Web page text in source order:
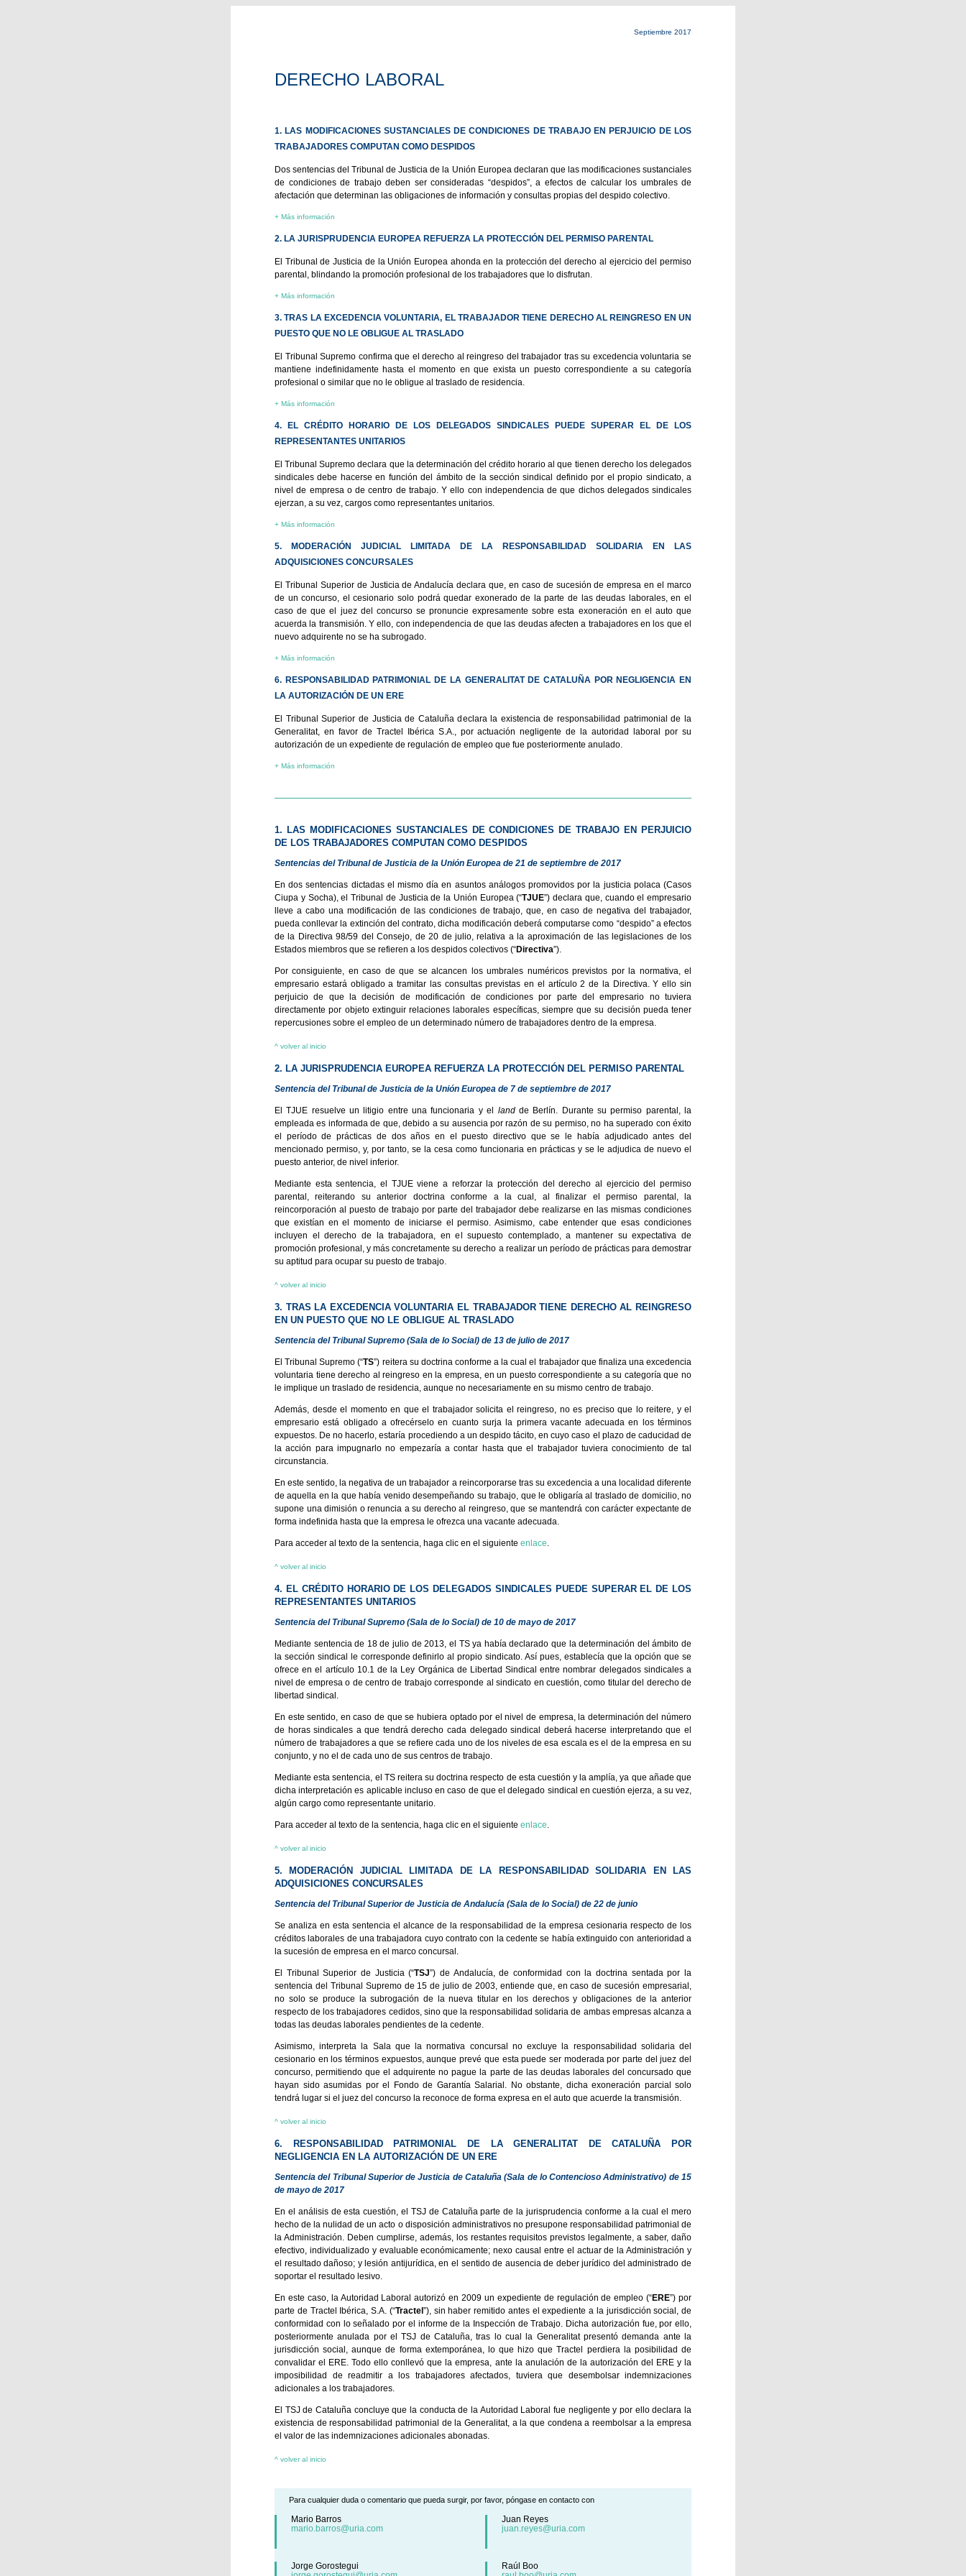
Septiembre 2017
DERECHO LABORAL
1. LAS MODIFICACIONES SUSTANCIALES DE CONDICIONES DE TRABAJO EN PERJUICIO DE LOS
TRABAJADORES COMPUTAN COMO DESPIDOS
Dos sentencias del Tribunal de Justicia de la Unión Europea declaran que las modificaciones sustanciales
de condiciones de trabajo deben ser consideradas “despidos”, a efectos de calcular los umbrales de
afectación que determinan las obligaciones de información y consultas propias del despido colectivo.
+ Más información
2. LA JURISPRUDENCIA EUROPEA REFUERZA LA PROTECCIÓN DEL PERMISO PARENTAL
El Tribunal de Justicia de la Unión Europea ahonda en la protección del derecho al ejercicio del permiso
parental, blindando la promoción profesional de los trabajadores que lo disfrutan.
+ Más información
3. TRAS LA EXCEDENCIA VOLUNTARIA, EL TRABAJADOR TIENE DERECHO AL REINGRESO EN UN
PUESTO QUE NO LE OBLIGUE AL TRASLADO
El Tribunal Supremo confirma que el derecho al reingreso del trabajador tras su excedencia voluntaria se
mantiene indefinidamente hasta el momento en que exista un puesto correspondiente a su categoría
profesional o similar que no le obligue al traslado de residencia.
+ Más información
4. EL CRÉDITO HORARIO DE LOS DELEGADOS SINDICALES PUEDE SUPERAR EL DE LOS
REPRESENTANTES UNITARIOS
El Tribunal Supremo declara que la determinación del crédito horario al que tienen derecho los delegados
sindicales debe hacerse en función del ámbito de la sección sindical definido por el propio sindicato, a
nivel de empresa o de centro de trabajo. Y ello con independencia de que dichos delegados sindicales
ejerzan, a su vez, cargos como representantes unitarios.
+ Más información
5. MODERACIÓN JUDICIAL LIMITADA DE LA RESPONSABILIDAD SOLIDARIA EN LAS
ADQUISICIONES CONCURSALES
El Tribunal Superior de Justicia de Andalucía declara que, en caso de sucesión de empresa en el marco
de un concurso, el cesionario solo podrá quedar exonerado de la parte de las deudas laborales, en el
caso de que el juez del concurso se pronuncie expresamente sobre esta exoneración en el auto que
acuerda la transmisión. Y ello, con independencia de que las deudas afecten a trabajadores en los que el
nuevo adquirente no se ha subrogado.
+ Más información
6. RESPONSABILIDAD PATRIMONIAL DE LA GENERALITAT DE CATALUÑA POR NEGLIGENCIA EN
LA AUTORIZACIÓN DE UN ERE
El Tribunal Superior de Justicia de Cataluña declara la existencia de responsabilidad patrimonial de la
Generalitat, en favor de Tractel Ibérica S.A., por actuación negligente de la autoridad laboral por su
autorización de un expediente de regulación de empleo que fue posteriormente anulado.
+ Más información
1. LAS MODIFICACIONES SUSTANCIALES DE CONDICIONES DE TRABAJO EN PERJUICIO
DE LOS TRABAJADORES COMPUTAN COMO DESPIDOS
Sentencias del Tribunal de Justicia de la Unión Europea de 21 de septiembre de 2017
En dos sentencias dictadas el mismo día en asuntos análogos promovidos por la justicia polaca (Casos
Ciupa y Socha), el Tribunal de Justicia de la Unión Europea (“TJUE”) declara que, cuando el empresario
lleve a cabo una modificación de las condiciones de trabajo, que, en caso de negativa del trabajador,
pueda conllevar la extinción del contrato, dicha modificación deberá computarse como “despido” a efectos
de la Directiva 98/59 del Consejo, de 20 de julio, relativa a la aproximación de las legislaciones de los
Estados miembros que se refieren a los despidos colectivos (“Directiva”).
Por consiguiente, en caso de que se alcancen los umbrales numéricos previstos por la normativa, el
empresario estará obligado a tramitar las consultas previstas en el artículo 2 de la Directiva. Y ello sin
perjuicio de que la decisión de modificación de condiciones por parte del empresario no tuviera
directamente por objeto extinguir relaciones laborales específicas, siempre que su decisión pueda tener
repercusiones sobre el empleo de un determinado número de trabajadores dentro de la empresa.
^ volver al inicio
2. LA JURISPRUDENCIA EUROPEA REFUERZA LA PROTECCIÓN DEL PERMISO PARENTAL
Sentencia del Tribunal de Justicia de la Unión Europea de 7 de septiembre de 2017
El TJUE resuelve un litigio entre una funcionaria y el landde Berlín. Durante su permiso parental, la
empleada es informada de que, debido a su ausencia por razón de su permiso, no ha superado con éxito
el período de prácticas de dos años en el puesto directivo que se le había adjudicado antes del
mencionado permiso, y, por tanto, se la cesa como funcionaria en prácticas y se le adjudica de nuevo el
puesto anterior, de nivel inferior.
Mediante esta sentencia, el TJUE viene a reforzar la protección del derecho al ejercicio del permiso
parental, reiterando su anterior doctrina conforme a la cual, al finalizar el permiso parental, la
reincorporación al puesto de trabajo por parte del trabajador debe realizarse en las mismas condiciones
que existían en el momento de iniciarse el permiso. Asimismo, cabe entender que esas condiciones
incluyen el derecho de la trabajadora, en el supuesto contemplado, a mantener su expectativa de
promoción profesional, y más concretamente su derecho a realizar un período de prácticas para demostrar
su aptitud para ocupar su puesto de trabajo.
^ volver al inicio
3. TRAS LA EXCEDENCIA VOLUNTARIA EL TRABAJADOR TIENE DERECHO AL REINGRESO
EN UN PUESTO QUE NO LE OBLIGUE AL TRASLADO
Sentencia del Tribunal Supremo (Sala de lo Social) de 13 de julio de 2017
El Tribunal Supremo (“TS”) reitera su doctrina conforme a la cual el trabajador que finaliza una excedencia
voluntaria tiene derecho al reingreso en la empresa, en un puesto correspondiente a su categoría que no
le implique un traslado de residencia, aunque no necesariamente en su mismo centro de trabajo.
Además, desde el momento en que el trabajador solicita el reingreso, no es preciso que lo reitere, y el
empresario está obligado a ofrecérselo en cuanto surja la primera vacante adecuada en los términos
expuestos. De no hacerlo, estaría procediendo a un despido tácito, en cuyo caso el plazo de caducidad de
la acción para impugnarlo no empezaría a contar hasta que el trabajador tuviera conocimiento de tal
circunstancia.
En este sentido, la negativa de un trabajador a reincorporarse tras su excedencia a una localidad diferente
de aquella en la que había venido desempeñando su trabajo, que le obligaría al traslado de domicilio, no
supone una dimisión o renuncia a su derecho al reingreso, que se mantendrá con carácter expectante de
forma indefinida hasta que la empresa le ofrezca una vacante adecuada.
Para acceder al texto de la sentencia, haga clic en el siguiente enlace.
^ volver al inicio
4. EL CRÉDITO HORARIO DE LOS DELEGADOS SINDICALES PUEDE SUPERAR EL DE LOS
REPRESENTANTES UNITARIOS
Sentencia del Tribunal Supremo (Sala de lo Social) de 10 de mayo de 2017
Mediante sentencia de 18 de julio de 2013, el TS ya había declarado que la determinación del ámbito de
la sección sindical le corresponde definirlo al propio sindicato. Así pues, establecía que la opción que se
ofrece en el artículo 10.1 de la Ley Orgánica de Libertad Sindical entre nombrar delegados sindicales a
nivel de empresa o de centro de trabajo corresponde al sindicato en cuestión, como titular del derecho de
libertad sindical.
En este sentido, en caso de que se hubiera optado por el nivel de empresa, la determinación del número
de horas sindicales a que tendrá derecho cada delegado sindical deberá hacerse interpretando que el
número de trabajadores a que se refiere cada uno de los niveles de esa escala es el de la empresa en su
conjunto, y no el de cada uno de sus centros de trabajo.
Mediante esta sentencia, el TS reitera su doctrina respecto de esta cuestión y la amplía, ya que añade que
dicha interpretación es aplicable incluso en caso de que el delegado sindical en cuestión ejerza, a su vez,
algún cargo como representante unitario.
Para acceder al texto de la sentencia, haga clic en el siguiente enlace.
^ volver al inicio
5. MODERACIÓN JUDICIAL LIMITADA DE LA RESPONSABILIDAD SOLIDARIA EN LAS
ADQUISICIONES CONCURSALES
Sentencia del Tribunal Superior de Justicia de Andalucía (Sala de lo Social) de 22 de junio
Se analiza en esta sentencia el alcance de la responsabilidad de la empresa cesionaria respecto de los
créditos laborales de una trabajadora cuyo contrato con la cedente se había extinguido con anterioridad a
la sucesión de empresa en el marco concursal.
El Tribunal Superior de Justicia (“TSJ”) de Andalucía, de conformidad con la doctrina sentada por la
sentencia del Tribunal Supremo de 15 de julio de 2003, entiende que, en caso de sucesión empresarial,
no solo se produce la subrogación de la nueva titular en los derechos y obligaciones de la anterior
respecto de los trabajadores cedidos, sino que la responsabilidad solidaria de ambas empresas alcanza a
todas las deudas laborales pendientes de la cedente.
Asimismo, interpreta la Sala que la normativa concursal no excluye la responsabilidad solidaria del
cesionario en los términos expuestos, aunque prevé que esta puede ser moderada por parte del juez del
concurso, permitiendo que el adquirente no pague la parte de las deudas laborales del concursado que
hayan sido asumidas por el Fondo de Garantía Salarial. No obstante, dicha exoneración parcial solo
tendrá lugar si el juez del concurso la reconoce de forma expresa en el auto que acuerde la transmisión.
^ volver al inicio
6. RESPONSABILIDAD PATRIMONIAL DE LA GENERALITAT DE CATALUÑA POR
NEGLIGENCIA EN LA AUTORIZACIÓN DE UN ERE
Sentencia del Tribunal Superior de Justicia de Cataluña (Sala de lo Contencioso Administrativo) de 15
de mayo de 2017
En el análisis de esta cuestión, el TSJ de Cataluña parte de la jurisprudencia conforme a la cual el mero
hecho de la nulidad de un acto o disposición administrativos no presupone responsabilidad patrimonial de
la Administración. Deben cumplirse, además, los restantes requisitos previstos legalmente, a saber, daño
efectivo, individualizado y evaluable económicamente; nexo causal entre el actuar de la Administración y
el resultado dañoso; y lesión antijurídica, en el sentido de ausencia de deber jurídico del administrado de
soportar el resultado lesivo.
En este caso, la Autoridad Laboral autorizó en 2009 un expediente de regulación de empleo (“ERE”) por
parte de Tractel Ibérica, S.A. (“Tractel”), sin haber remitido antes el expediente a la jurisdicción social, de
conformidad con lo señalado por el informe de la Inspección de Trabajo. Dicha autorización fue, por ello,
posteriormente anulada por el TSJ de Cataluña, tras lo cual la Generalitat presentó demanda ante la
jurisdicción social, aunque de forma extemporánea, lo que hizo que Tractel perdiera la posibilidad de
convalidar el ERE. Todo ello conllevó que la empresa, ante la anulación de la autorización del ERE y la
imposibilidad de readmitir a los trabajadores afectados, tuviera que desembolsar indemnizaciones
adicionales a los trabajadores.
El TSJ de Cataluña concluye que la conducta de la Autoridad Laboral fue negligente y por ello declara la
existencia de responsabilidad patrimonial de la Generalitat, a la que condena a reembolsar a la empresa
el valor de las indemnizaciones adicionales abonadas.
^ volver al inicio
Para cualquier duda o comentario que pueda surgir, por favor, póngase en contacto con
Mario Barros
mario.barros@uria.com
Juan Reyes
juan.reyes@uria.com
Jorge Gorostegui
Raúl Boo